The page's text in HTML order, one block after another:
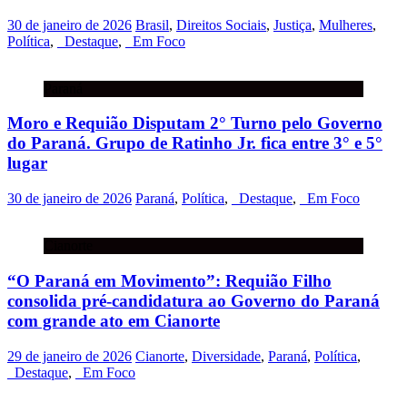
30 de janeiro de 2026 Brasil, Direitos Sociais, Justiça, Mulheres,
Política, _Destaque, _Em Foco
Moro e Requião Disputam 2° Turno pelo Governo
do Paraná. Grupo de Ratinho Jr. fica entre 3° e 5°
lugar
30 de janeiro de 2026 Paraná, Política, _Destaque, _Em Foco
“O Paraná em Movimento”: Requião Filho
consolida pré-candidatura ao Governo do Paraná
com grande ato em Cianorte
29 de janeiro de 2026 Cianorte, Diversidade, Paraná, Política,
_Destaque, _Em Foco